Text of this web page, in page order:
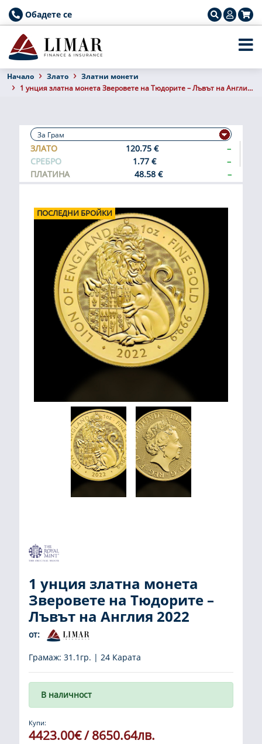
Обадете се
Началo Злато
Златни монети
1 унция златна монета Зверовете на Тюдорите – Лъвът на Англия 2022
ЗЛАТО 120.75 €
–
СРЕБРО
1.77 €
–
ПЛАТИНА
48.58 € –
ПОСЛЕДНИ БРОЙКИ
1 унция златна монета
Зверовете на Тюдорите –
Лъвът на Англия 2022
от:
Грамаж: 31.1гр. | 24 Карата
В наличност
Купи:
4423.00€ / 8650.64лв.